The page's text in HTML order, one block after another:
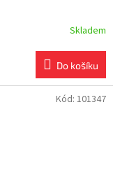
Skladem
Do košíku
Kód: 101347